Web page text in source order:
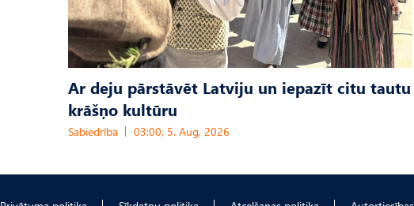
Ar deju pārstāvēt Latviju un iepazīt citu tautu
krāšņo kultūru
Sabiedrība 03:00, 5. Aug, 2026